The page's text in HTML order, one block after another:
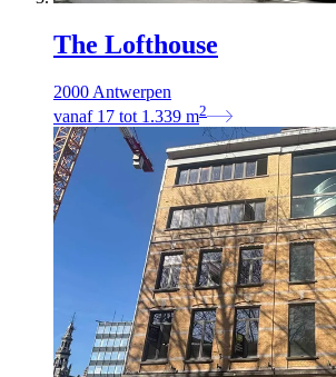
The Lofthouse
2000 Antwerpen
vanaf 17 tot 1.339 m2